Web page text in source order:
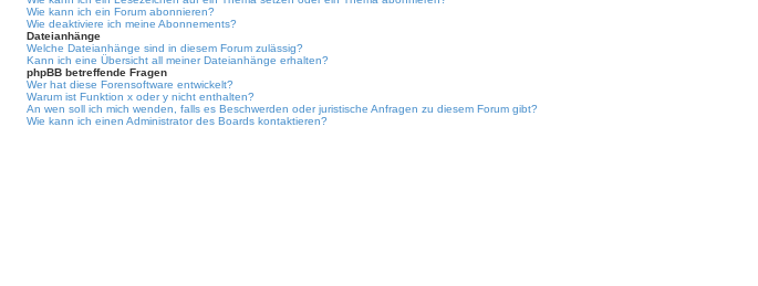
Wie kann ich ein Forum abonnieren?
Wie deaktiviere ich meine Abonnements?
Dateianhänge
Welche Dateianhänge sind in diesem Forum zulässig?
Kann ich eine Übersicht all meiner Dateianhänge erhalten?
phpBB betreffende Fragen
Wer hat diese Forensoftware entwickelt?
Warum ist Funktion x oder y nicht enthalten?
An wen soll ich mich wenden, falls es Beschwerden oder juristische Anfragen zu diesem Forum gibt?
Wie kann ich einen Administrator des Boards kontaktieren?